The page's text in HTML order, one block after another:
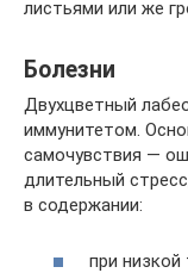
листьями или же
Болезни
Двухцветный
иммунитетом.
самочувствия —
длительный
в содержании:
при низкой